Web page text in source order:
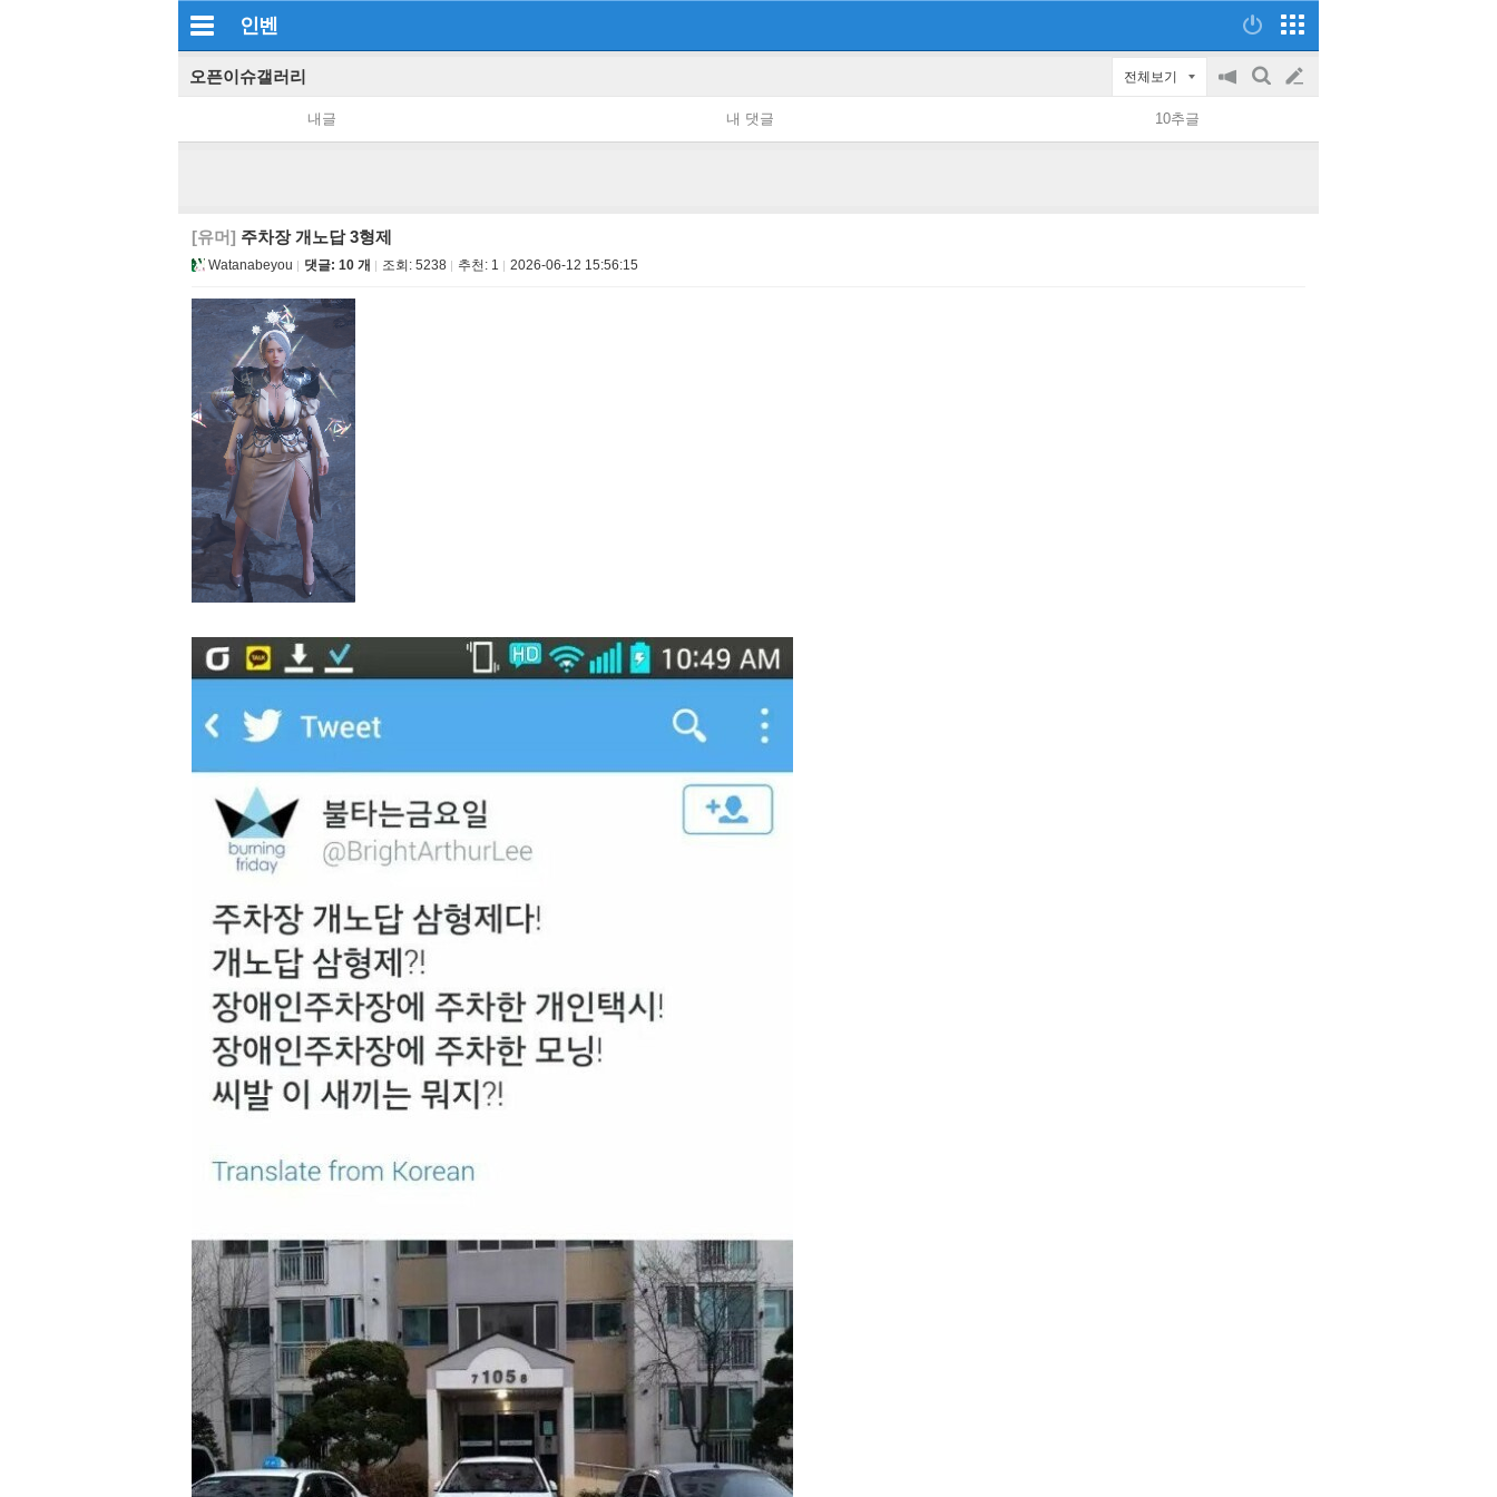
인벤
오픈이슈갤러리 전체보기
공
on/off
검
글
쓰
내글 내 댓글 10추글
[유머] 주차장 개노답 3형제
Watanabeyou 댓글: 10 개 조회: 5238 추천: 1 2026-06-12 15:56:15